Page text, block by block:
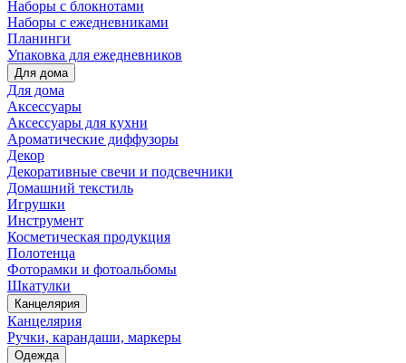
Наборы с блокнотами
Наборы с ежедневниками
Планинги
Упаковка для ежедневников
Для дома
Для дома
Аксессуары
Аксессуары для кухни
Ароматические диффузоры
Декор
Декоративные свечи и подсвечники
Домашний текстиль
Игрушки
Инструмент
Косметическая продукция
Полотенца
Фоторамки и фотоальбомы
Шкатулки
Канцелярия
Канцелярия
Ручки, карандаши, маркеры
Одежда